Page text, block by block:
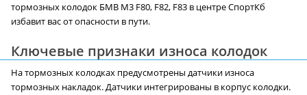
тормозных колодок БМВ M3 F80, F82, F83 в центре СпортКб
избавит вас от опасности в пути.
Ключевые признаки износа колодок
На тормозных колодках предусмотрены датчики износа
тормозных накладок. Датчики интегрированы в корпус колодки.